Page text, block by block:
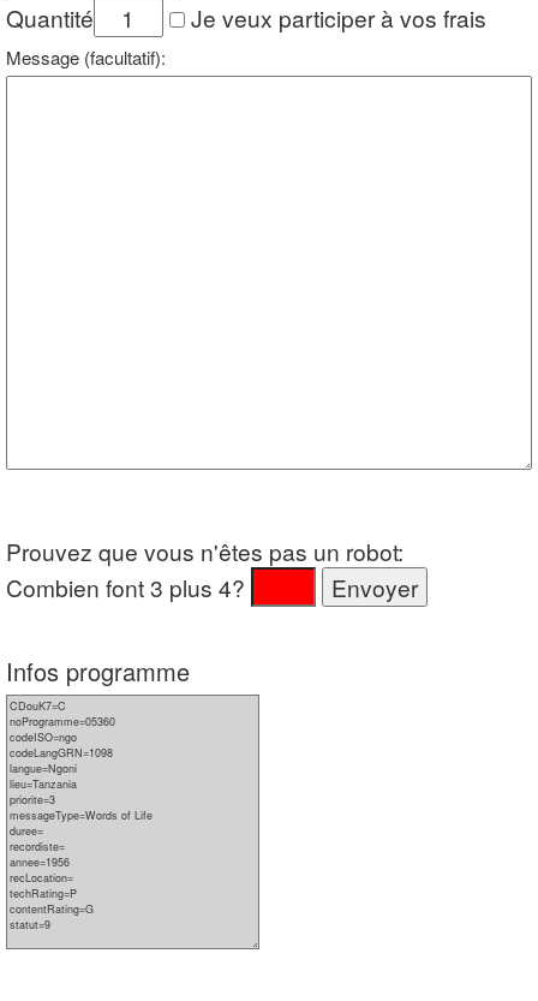
Quantité Je veux participer à vos frais
Message (facultatif):
Prouvez que vous n'êtes pas un robot:
Combien font 3 plus 4?
Infos programme